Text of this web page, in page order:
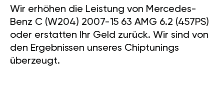
Wir erhöhen die Leistung von Mercedes-
Benz C (W204) 2007-15 63 AMG 6.2 (457PS)
oder erstatten Ihr Geld zurück. Wir sind von
den Ergebnissen unseres Chiptunings
überzeugt.